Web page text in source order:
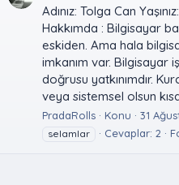
Adınız: Tolga Can
Hakkımda : Bilgisayar
eskiden. Ama hala
imkanım var. Bilgisayar
doğrusu yatkınımdır.
veya sistemsel olsun
PradaRolls Konu 31
selamlar
Cevaplar: 2